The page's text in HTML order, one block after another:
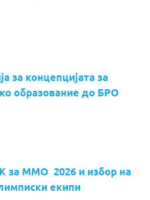
за концепцијата за
образование до БРО
ММО 2026 и избор на
екипи